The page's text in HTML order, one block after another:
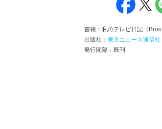
書籍：私のテレビ日記（Bros
出版社： 東京ニュース通信社
発行間隔：既刊